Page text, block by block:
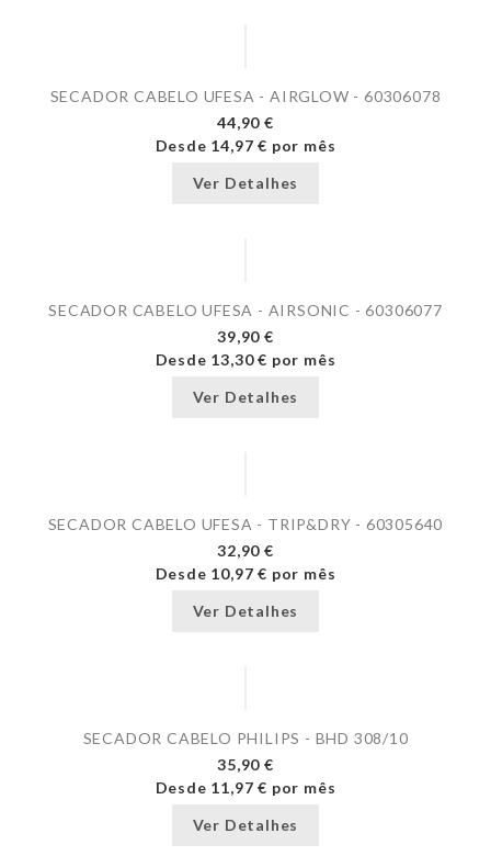
SECADOR CABELO UFESA - AIRGLOW - 60306078
44,90 €
Desde 14,97 € por mês
Ver Detalhes
SECADOR CABELO UFESA - AIRSONIC - 60306077
39,90 €
Desde 13,30 € por mês
Ver Detalhes
SECADOR CABELO UFESA - TRIP&DRY - 60305640
32,90 €
Desde 10,97 € por mês
Ver Detalhes
SECADOR CABELO PHILIPS - BHD 308/10
35,90 €
Desde 11,97 € por mês
Ver Detalhes